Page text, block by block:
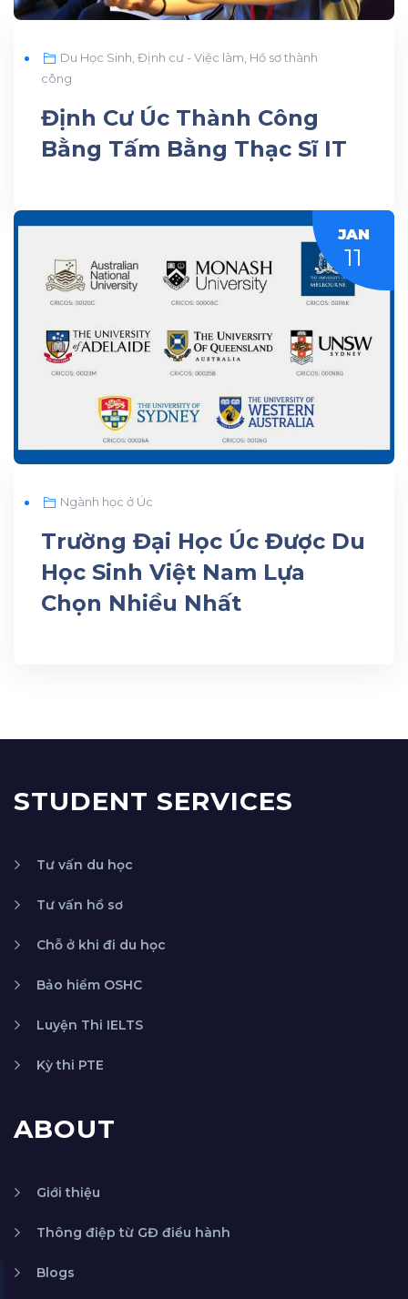
Du Học Sinh,Định cư - Việc làm, Hồ sơ thành
công
Định Cư Úc Thành Công
Bằng Tấm Bằng Thạc Sĩ IT
JAN
11
Ngành học ở Úc
Trường Đại Học Úc Được Du
Học Sinh Việt Nam Lựa
Chọn Nhiều Nhất
STUDENT SERVICES
Tư vấn du học
Tư vấn hồ sơ
Chỗ ở khi đi du học
Bảo hiểm OSHC
Luyện Thi IELTS
Kỳ thi PTE
ABOUT
Giới thiệu
Thông điệp từ GĐ điều hành
Blogs